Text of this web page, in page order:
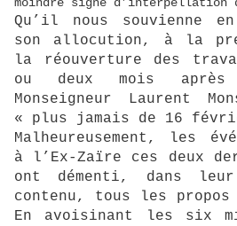
Qu’il nous souvienne
son allocution, à la
la réouverture des
ou deux mois après
Monseigneur Laurent
« plus jamais de 16
Malheureusement, les
à l’Ex-Zaïre ces deux
ont démenti, dans
contenu, tous les
En avoisinant les six